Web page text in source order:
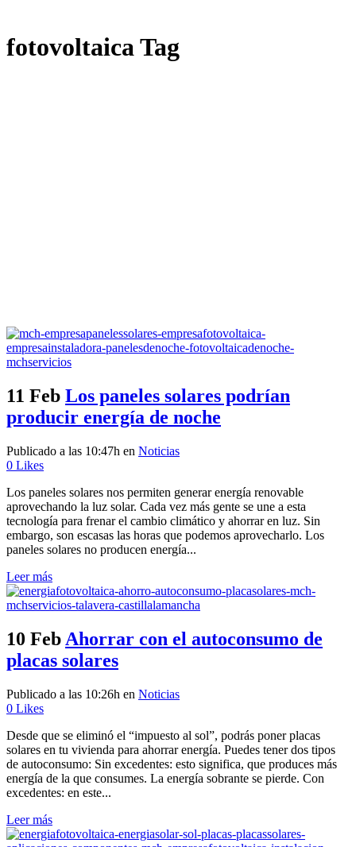
fotovoltaica Tag
11 Feb Los paneles solares podrían
producir energía de noche
Publicado a las 10:47h en Noticias
0 Likes
Los paneles solares nos permiten generar energía renovable
aprovechando la luz solar. Cada vez más gente se une a esta
tecnología para frenar el cambio climático y ahorrar en luz. Sin
embargo, son escasas las horas que podemos aprovecharlo. Los
paneles solares no producen energía...
Leer más
10 Feb Ahorrar con el autoconsumo de
placas solares
Publicado a las 10:26h en Noticias
0 Likes
Desde que se eliminó el “impuesto al sol”, podrás poner placas
solares en tu vivienda para ahorrar energía. Puedes tener dos tipos
de autoconsumo: Sin excedentes: esto significa, que produces más
energía de la que consumes. La energía sobrante se pierde. Con
excedentes: en este...
Leer más